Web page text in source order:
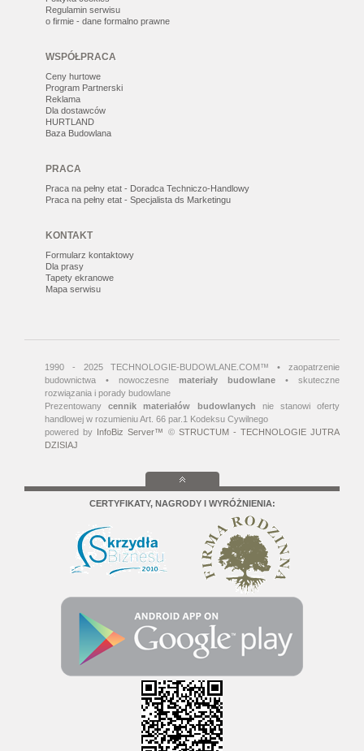
Regulamin serwisu
o firmie - dane formalno prawne
WSPÓŁPRACA
Ceny hurtowe
Program Partnerski
Reklama
Dla dostawców
HURTLAND
Baza Budowlana
PRACA
Praca na pełny etat - Doradca Techniczo-Handlowy
Praca na pełny etat - Specjalista ds Marketingu
KONTAKT
Formularz kontaktowy
Dla prasy
Tapety ekranowe
Mapa serwisu
1990 - 2025 TECHNOLOGIE-BUDOWLANE.COM™ • zaopatrzenie
budownictwa • nowoczesne materiały budowlane • skuteczne
rozwiązania i porady budowlane
Prezentowanycennik materiałów budowlanych nie stanowi oferty
handlowej w rozumieniu Art. 66 par.1 Kodeksu Cywilnego
powered by InfoBiz Server™ © STRUCTUM - TECHNOLOGIE JUTRA
DZISIAJ
CERTYFIKATY, NAGRODY I WYRÓŻNIENIA: